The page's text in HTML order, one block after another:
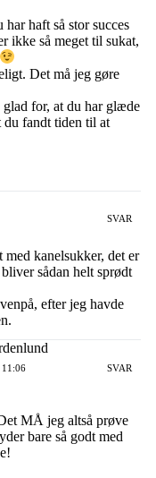
haft så stor succes
ikke så meget til sukat,
Det må jeg gøre
glad for, at du har glæde
du fandt tiden til at
SVAR
kanelsukker, det er
sådan helt sprødt
efter jeg havde
11:06 SVAR
MÅ jeg altså prøve
bare så godt med